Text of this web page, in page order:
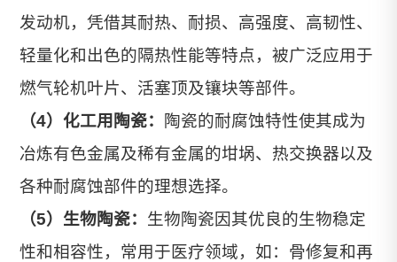
发动机，凭借其耐热、耐损、高强度、高韧性、
轻量化和出色的隔热性能等特点，被广泛应用于
燃气轮机叶片、活塞顶及镶块等部件。
（4）化工用陶瓷： 陶瓷的耐腐蚀特性使其成为
冶炼有色金属及稀有金属的坩埚、热交换器以及
各种耐腐蚀部件的理想选择。
（5）生物陶瓷： 生物陶瓷因其优良的生物稳定
性和相容性，常用于医疗领域，如：骨修复和再